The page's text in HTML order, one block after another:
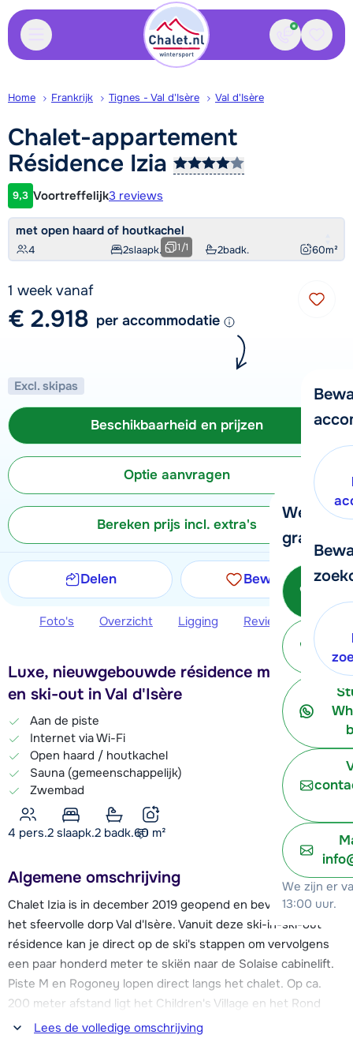
Contact
We
graag
Bel
-
We zijn er
13:00 uur.
Home Frankrijk Tignes - Val d'Isère Val d'Isère
Chalet-appartement
Résidence Izia
Klantwaardering
9,3 Voortreffelijk3 reviews
met open haard of houtkachel
4 2slaapk. 2badk. 60m²
1/1
1 week vanaf
€ 2.918 per accommodatie
Excl. skipas
Beschikbaarheid en prijzen
Optie aanvragen
Bereken prijs incl. extra's
Delen Bewaren
Foto's Overzicht Ligging Reviews
Luxe, nieuwgebouwde résidence met ski-in
en ski-out in Val d'Isère
Aan de piste
Internet via Wi-Fi
Open haard / houtkachel
Sauna (gemeenschappelijk)
Zwembad
4 pers.2 slaapk.2 badk.60 m²
Algemene omschrijving
Chalet Izia is in december 2019 geopend en bevindt zich in
het sfeervolle dorp Val d'Isère. Vanuit deze ski-in-ski-out
résidence kan je direct op de ski's stappen om vervolgens
een paar honderd meter te skiën naar de Solaise cabinelift.
Piste M en Rogoney lopen direct langs het chalet. Op ca.
200 meter afstand ligt het Children's Village en het Rond
Point des Pistes, waar meerdere skiliften vertrekken en
Lees de volledige omschrijving